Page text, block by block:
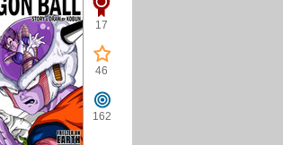
17
46
162